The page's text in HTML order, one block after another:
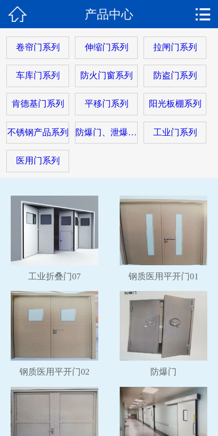
关于我们
产品中心
产品视频
工程案例
联系我们
 产品中心 
卷帘门系列 伸缩门系列 拉闸门系列
车库门系列 防火门窗系列 防盗门系列
肯德基门系列 平移门系列 阳光板棚系列
不锈钢产品系列 防爆门、泄爆门系列 工业门系列
医用门系列
工业折叠门07 钢质医用平开门01
钢质医用平开门02 防爆门